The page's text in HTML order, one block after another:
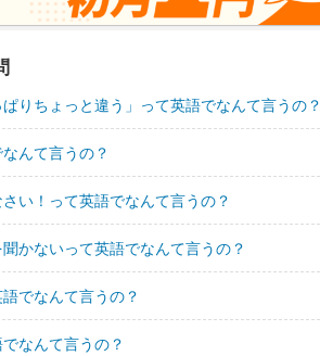
ぱりちょっと違う」って英語でなんて言うの？
んて言うの？
い！って英語でなんて言うの？
かないって英語でなんて言うの？
でなんて言うの？
なんて言うの？